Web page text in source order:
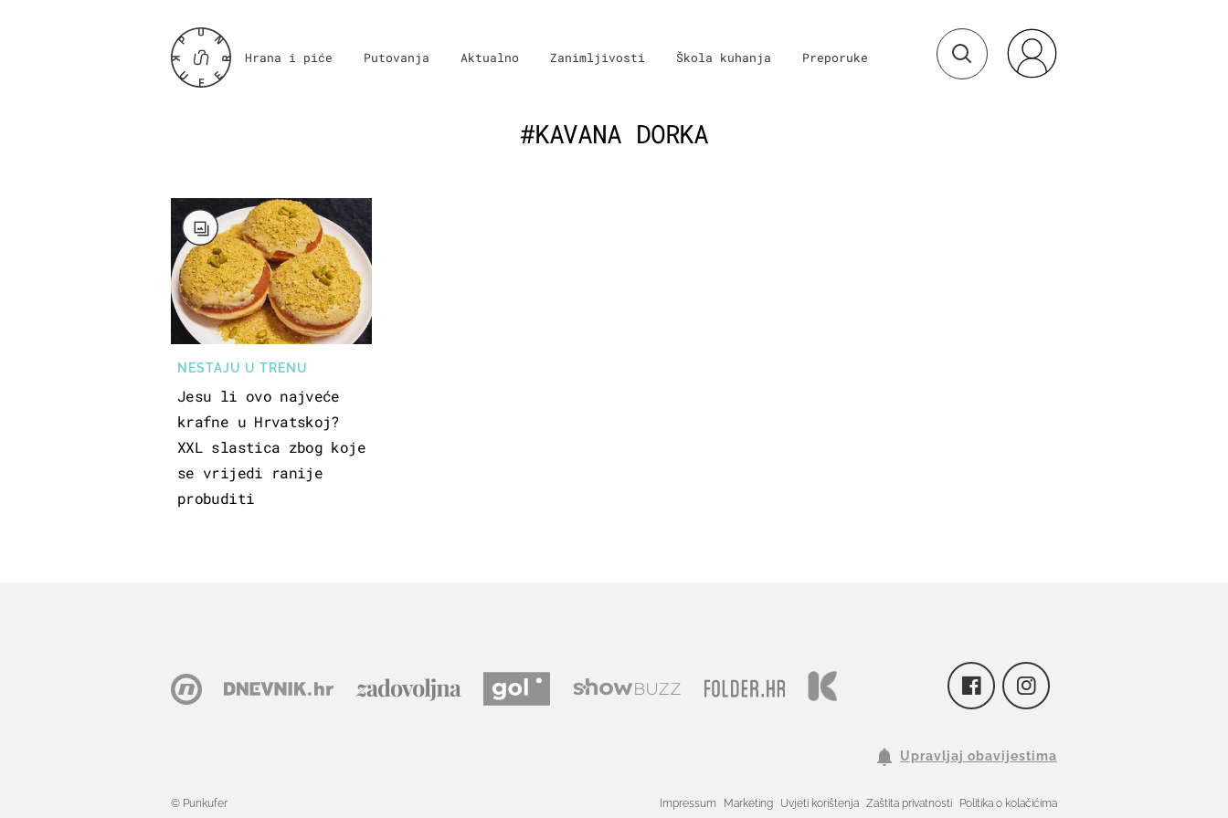
Hrana i piće Putovanja Aktualno Zanimljivosti Škola kuhanja Preporuke
#KAVANA DORKA
NESTAJU U TRENU
Jesu li ovo najveće
krafne u Hrvatskoj?
XXL slastica zbog koje
se vrijedi ranije
probuditi
Upravljaj obavijestima
© Punkufer Impressum Marketing Uvjeti korištenja Zaštita privatnosti Politika o kolačićima